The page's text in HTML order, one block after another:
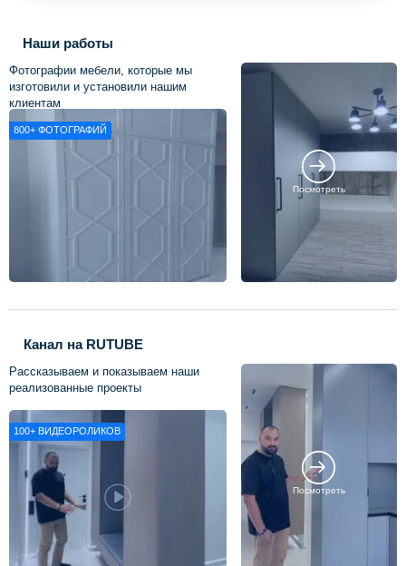
Наши работы
Фотографии мебели, которые мы
изготовили и установили нашим
клиентам
800+ ФОТОГРАФИЙ
Посмотреть
Канал на RUTUBE
Рассказываем и показываем наши
реализованные проекты
100+ ВИДЕОРОЛИКОВ
Посмотреть